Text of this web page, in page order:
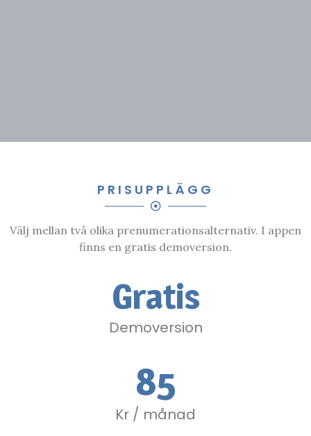
PRISUPPLÄGG
Välj mellan två olika prenumerationsalternativ. I appen
finns en gratis demoversion.
Gratis
Demoversion
85
Kr / månad